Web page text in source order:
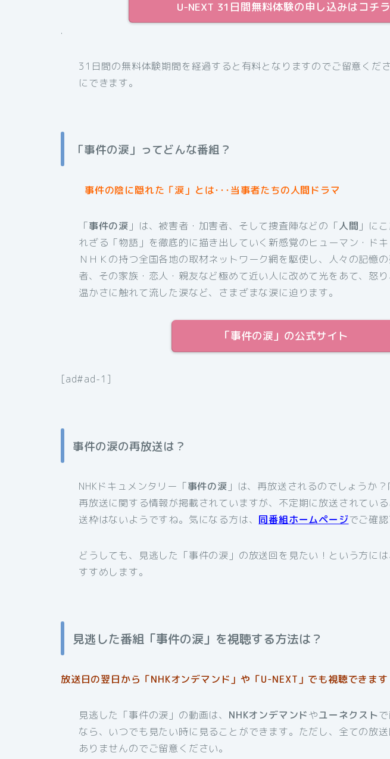
U-NEXT 31日間無料体験の申し込みはコチラ
.
31日間の無料体験期間を経過すると有料となりますのでご留意くだ
にできます。
「事件の涙」ってどんな番組？
事件の陰に隠れた「涙」とは･･･当事者たちの人間ドラマ
「事件の涙 」は、被害者・加害者、そして捜査陣などの「人間 」に
れざる「物語」を徹底的に描き出していく新感覚のヒューマン・ドキ
ＮＨＫの持つ全国各地の取材ネットワーク網を駆使し、人々の記憶
者、その家族・恋人・親友など極めて近い人に改めて光をあて、怒
温かさに触れて流した涙など、さまざまな涙に迫ります。
「事件の涙」の公式サイト
[ad#ad-1]
事件の涙の再放送は？
NHKドキュメンタリー「事件の涙 」は、再放送されるのでしょうか？
再放送に関する情報が掲載されていますが、不定期に放送されてい
送枠はないようですね。気になる方は、 同番組ホームページでご確認
どうしても、見逃した「事件の涙」の放送回を見たい！という方に
すすめします。
見逃した番組「事件の涙」を視聴する方法は？
放送日の翌日から「NHKオンデマンド」や「U-NEXT」でも視聴できます
見逃した「事件の涙」の動画は、 NHKオンデマンドやユーネクスト
なら、いつでも見たい時に見ることができます。ただし、全ての放
ありませんのでご留意ください。